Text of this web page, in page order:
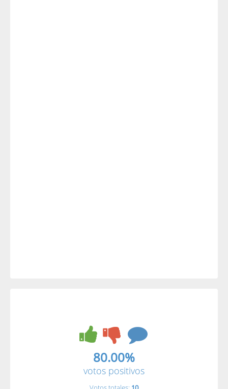
80.00%
votos positivos